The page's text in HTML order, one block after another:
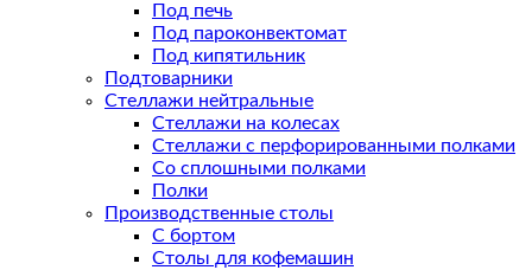
Под печь
Под пароконвектомат
Под кипятильник
Подтоварники
Стеллажи нейтральные
Стеллажи на колесах
Стеллажи с перфорированными полками
Со сплошными полками
Полки
Производственные столы
С бортом
Столы для кофемашин